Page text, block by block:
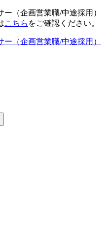
（企画営業職/中途採用）
こちら をご確認ください。
ー（企画営業職/中途採用）